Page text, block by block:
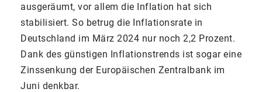
ausgeräumt, vor allem die Inflation hat sich
stabilisiert. So betrug die Inflationsrate in
Deutschland im März 2024 nur noch 2,2 Prozent.
Dank des günstigen Inflationstrends ist sogar eine
Zinssenkung der Europäischen Zentralbank im
Juni denkbar.